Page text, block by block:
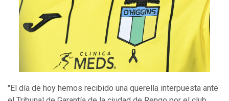
"El día de hoy hemos recibido una querella interpuesta ante